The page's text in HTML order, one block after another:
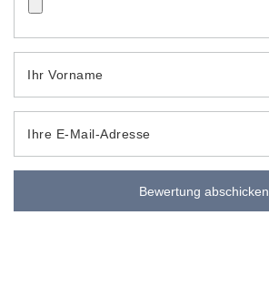
Ihr Vorname
Ihre E-Mail-Adresse
Bewertung abschicken